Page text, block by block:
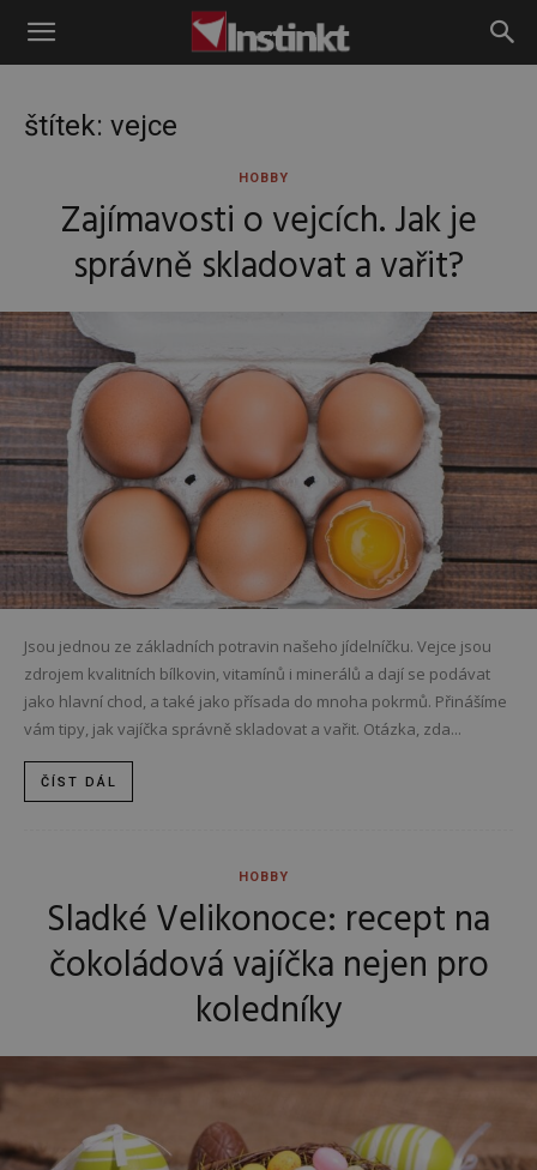
Instinkt
štítek: vejce
HOBBY
Zajímavosti o vejcích. Jak je
správně skladovat a vařit?
Jsou jednou ze základních potravin našeho jídelníčku. Vejce jsou
zdrojem kvalitních bílkovin, vitamínů i minerálů a dají se podávat
jako hlavní chod, a také jako přísada do mnoha pokrmů. Přinášíme
vám tipy, jak vajíčka správně skladovat a vařit. Otázka, zda...
ČÍST DÁL
HOBBY
Sladké Velikonoce: recept na
čokoládová vajíčka nejen pro
koledníky